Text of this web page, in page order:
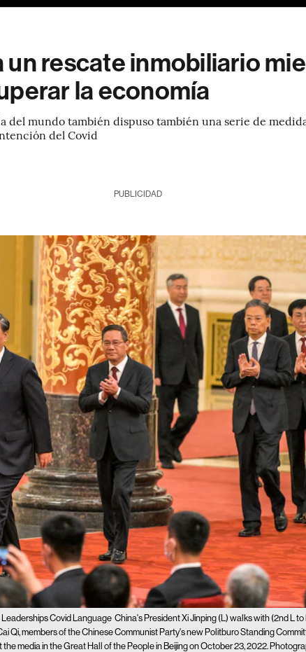
un rescate inmobiliario
la economía
del mundo también dispuso también una serie de
del Covid
PUBLICIDAD
Covid Language China's President Xi Jinping (L) walks with (2nd L to
Qi, members of the Chinese Communist Party's new Politburo Standing
media in the Great Hall of the People in Beijing on October 23, 2022.